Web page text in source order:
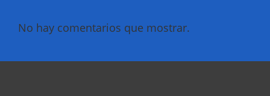
No hay comentarios que mostrar.